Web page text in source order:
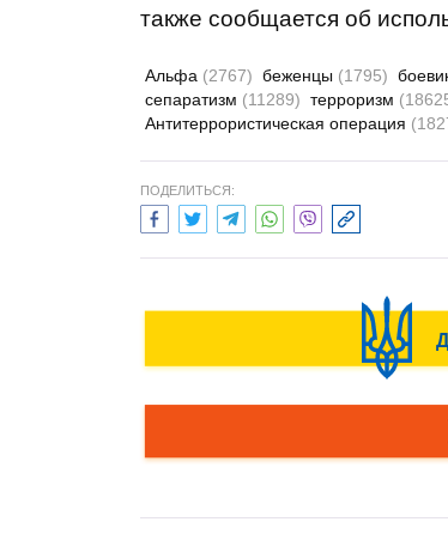
также сообщается об
Альфа (2767) беженцы (1795)
сепаратизм (11289) терроризм
Антитеррористическая операция
ПОДЕЛИТЬСЯ: